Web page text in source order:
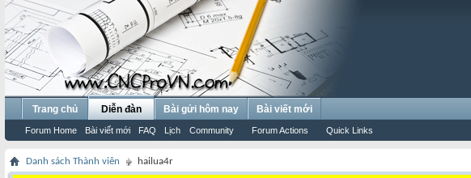
Trang chủ Diễn đàn
Forum Home Bài viết mới FAQ Lịch Community Forum Actions Quick Links
Bài gửi hôm nay Bài viết mới
Danh sách Thành viên hailua4r